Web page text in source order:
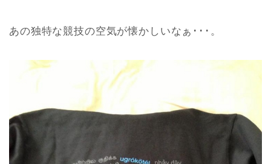
あの独特な競技の空気が懐かしいなぁ･･･。